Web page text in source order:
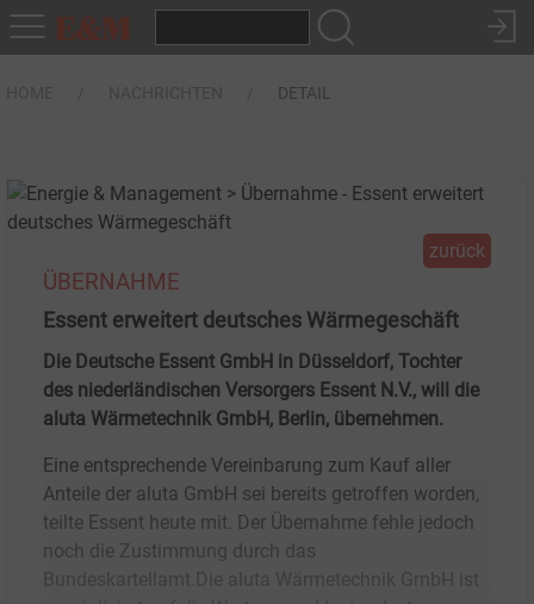
DETAIL
zurück
ÜBERNAHME
Essent erweitert deutsches Wärmegeschäft
Die Deutsche Essent GmbH in Düsseldorf, Tochter
des niederländischen Versorgers Essent N.V., will die
aluta Wärmetechnik GmbH, Berlin, übernehmen.
Eine entsprechende Vereinbarung zum Kauf aller
Anteile der aluta GmbH sei bereits getroffen worden,
teilte Essent heute mit. Der Übernahme fehle jedoch
noch die Zustimmung durch das
Bundeskartellamt.Die aluta Wärmetechnik GmbH ist